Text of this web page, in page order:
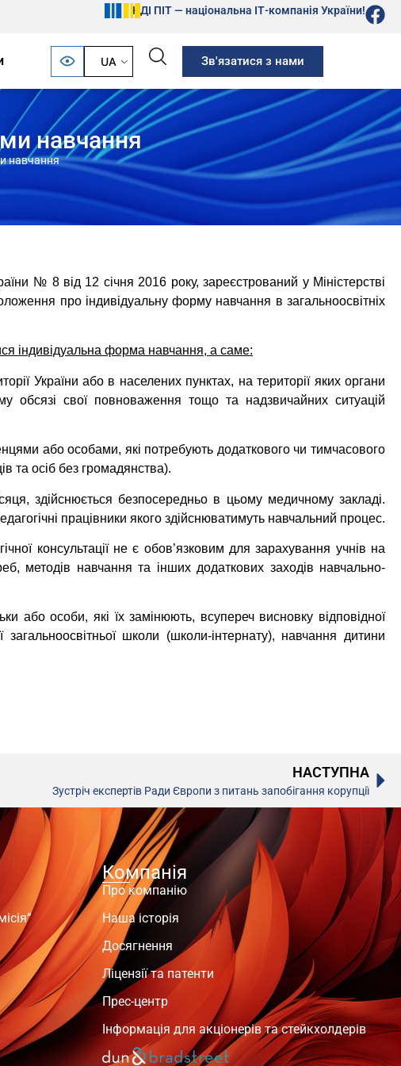
НДІ ПІТ — національна ІТ-компанія України!
UA Зв'язатися з нами
навчання
навчання
№ 8 від 12 січня 2016 року, зареєстрований у Міністерстві
про індивідуальну форму навчання в загальноосвітніх
індивідуальна форма навчання, а саме:
України або в населених пунктах, на території яких органи
свої повноваження тощо та надзвичайних ситуацій
або особами, які потребують додаткового чи тимчасового
та осіб без громадянства).
здійснюється безпосередньо в цьому медичному закладі.
працівники якого здійснюватимуть навчальний процес.
консультації не є обов’язковим для зарахування учнів на
методів навчання та інших додаткових заходів навчально-
або особи, які їх замінюють, всупереч висновку відповідної
загальноосвітньої школи (школи-інтернату), навчання дитини
НАСТУПНА
Зустріч експертів Ради Європи з питань запобігання корупції
Компанія
Про компанію
Наша історія
Досягнення
Ліцензії та патенти
Прес-центр
Інформація для акціонерів та стейкхолдерів